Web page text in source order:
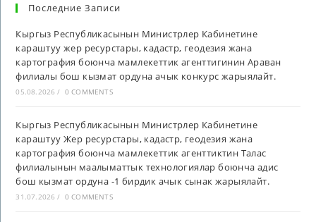
Последние Записи
Кыргыз Республикасынын Министрлер Кабинетине
караштуу жер ресурстары, кадастр, геодезия жана
картография боюнча мамлекеттик агенттигинин Араван
филиалы бош кызмат ордуна ачык конкурс жарыялайт.
05.08.2026 / 0 COMMENTS
Кыргыз Республикасынын Министрлер Кабинетине
караштуу Жер ресурстары, кадастр, геодезия жана
картография боюнча мамлекеттик агенттиктин Талас
филиалынын маалыматтык технологиялар боюнча адис
бош кызмат ордуна -1 бирдик ачык сынак жарыялайт.
31.07.2026 / 0 COMMENTS